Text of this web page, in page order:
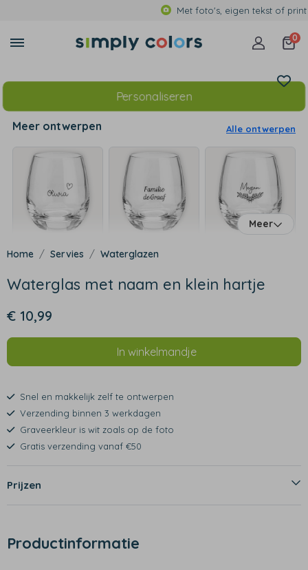
Met foto's, eigen tekst of print
0
Personaliseren
Meer ontwerpen Alle ontwerpen
Meer
Servies Waterglazen
Waterglas met naam en klein hartje
€ 10,99
In winkelmandje
Snel en makkelijk zelf te ontwerpen
Verzending binnen 3 werkdagen
Graveerkleur is wit zoals op de foto
Gratis verzending vanaf €50
Prijzen
Productinformatie